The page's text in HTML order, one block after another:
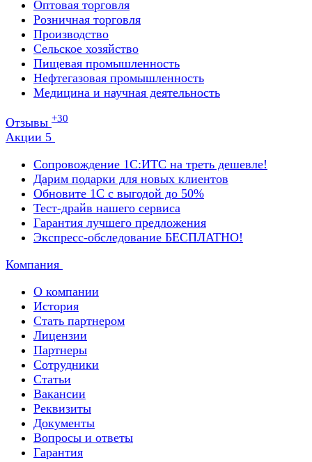
Оптовая торговля
Розничная торговля
Производство
Сельское хозяйство
Пищевая промышленность
Нефтегазовая промышленность
Медицина и научная деятельность
Отзывы +30
Акции 5
Сопровождение 1С:ИТС на треть дешевле!
Дарим подарки для новых клиентов
Обновите 1С с выгодой до 50%
Тест-драйв нашего сервиса
Гарантия лучшего предложения
Экспресс-обследование БЕСПЛАТНО!
Компания
О компании
История
Стать партнером
Лицензии
Партнеры
Сотрудники
Статьи
Вакансии
Реквизиты
Документы
Вопросы и ответы
Гарантия